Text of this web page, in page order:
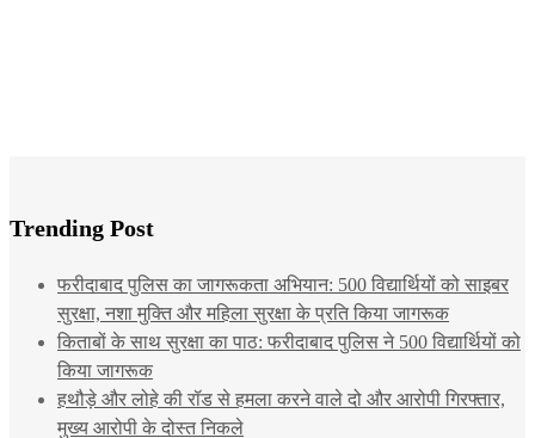
Trending Post
फरीदाबाद पुलिस का जागरूकता अभियान: 500 विद्यार्थियों को साइबर
सुरक्षा, नशा मुक्ति और महिला सुरक्षा के प्रति किया जागरूक
किताबों के साथ सुरक्षा का पाठ: फरीदाबाद पुलिस ने 500 विद्यार्थियों को
किया जागरूक
हथौड़े और लोहे की रॉड से हमला करने वाले दो और आरोपी गिरफ्तार,
मुख्य आरोपी के दोस्त निकले